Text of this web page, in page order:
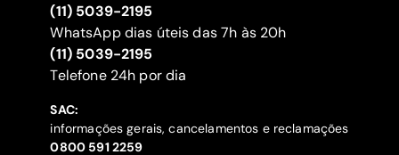
(11) 5039-2195
WhatsApp dias úteis das 7h às 20h
(11) 5039-2195
‍Telefone 24h por dia
SAC:
informações gerais, cancelamentos e reclamações
‍0800 591 2259